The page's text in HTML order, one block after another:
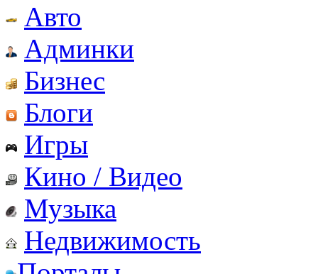
Авто
Админки
Бизнес
Блоги
Игры
Кино / Видео
Музыка
Недвижимость